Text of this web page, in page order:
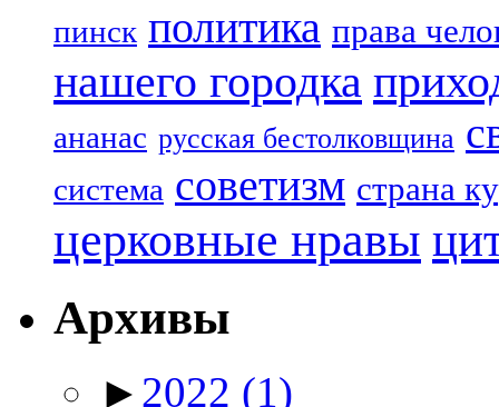
пинск политика права
нашего городка
ананас русская бестолковщина
система советизм страна
церковные нравы
Архивы
► 2022 (1)